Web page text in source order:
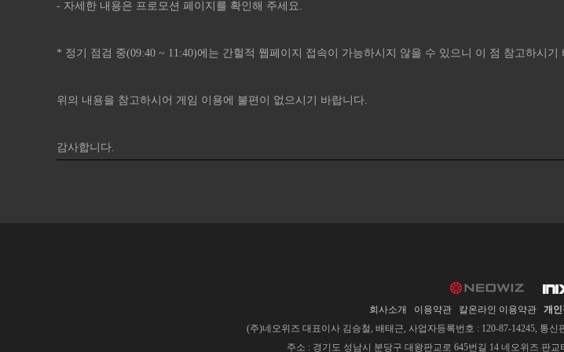
- 자세한 내용은 프로모션 페이지를 확인해 주세요.
* 정기 점검 중(09:40 ~ 11:40)에는 간헐적 웹페이지 접속이 가능하시지 않을 수 있으니 이 점 참고하시기
위의 내용을 참고하시어 게임 이용에 불편이 없으시기 바랍니다.
감사합니다.​
회사소개 이용약관 칼온라인 이용약관 개인
(주)네오위즈 대표이사 김승철, 배태근, 사업자등록번호 : 120-87-14245, 통신
주소 : 경기도 성남시 분당구 대왕판교로 645번길 14 네오위즈 판교